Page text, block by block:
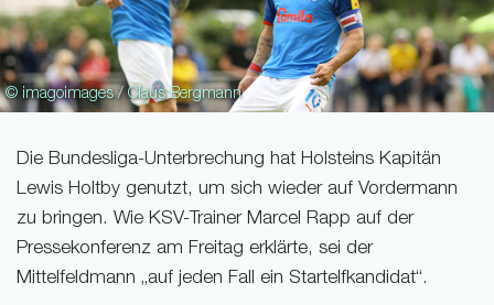
© imagoimages / Claus Bergmann
Die Bundesliga-Unterbrechung hat Holsteins Kapitän
Lewis Holtby genutzt, um sich wieder auf Vordermann
zu bringen. Wie KSV-Trainer Marcel Rapp auf der
Pressekonferenz am Freitag erklärte, sei der
Mittelfeldmann „auf jeden Fall ein Startelfkandidat“.